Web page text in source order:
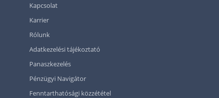
Kapcsolat
Karrier
Rólunk
Adatkezelési tájékoztató
Panaszkezelés
Pénzügyi Navigátor
Fenntarthatósági közzététel